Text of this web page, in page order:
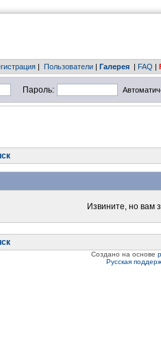
| Пользователи | Галерея | FAQ |
Пароль:
Извините, но вам
Создано на основе
Русская